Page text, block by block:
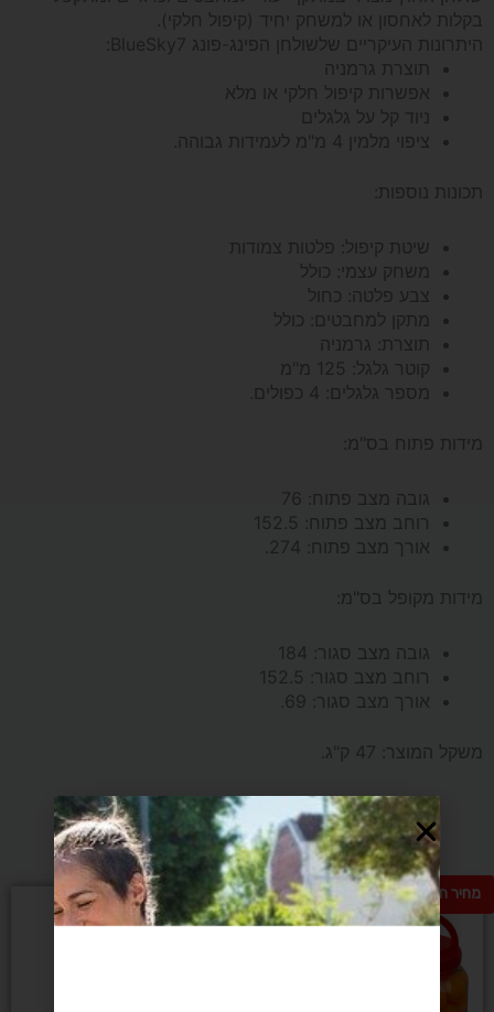
תוצרת
גרמניה
בקלות לאחסון או למשחק יחיד (קיפול חלקי).
היתרונות העיקריים שלשולחן הפינג-פונג BlueSky7:
תוצרת גרמניה
אפשרות קיפול חלקי או מלא
ניוד קל על גלגלים
ציפוי מלמין 4 מ"מ לעמידות גבוהה.
תכונות נוספות:
שיטת קיפול: פלטות צמודות
משחק עצמי: כולל
צבע פלטה: כחול
מתקן למחבטים: כולל
תוצרת: גרמניה
קוטר גלגל: 125 מ"מ
מספר גלגלים: 4 כפולים.
מידות פתוח בס"מ:
גובה מצב פתוח: 76
רוחב מצב פתוח: 152.5
אורך מצב פתוח: 274.
מידות מקופל בס"מ:
גובה מצב סגור: 184
רוחב מצב סגור: 152.5
אורך מצב סגור: 69.
משקל המוצר: 47 ק"ג.
מומלצים בשבילך
מחיר חם